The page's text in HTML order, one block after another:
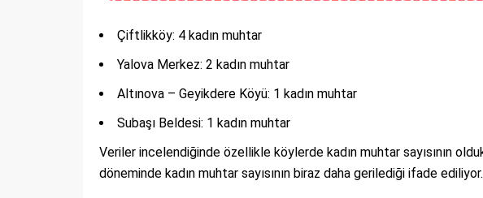
Çiftlikköy: 4 kadın muhtar
Yalova Merkez: 2 kadın muhtar
Altınova – Geyikdere Köyü: 1 kadın muhtar
Subaşı Beldesi: 1 kadın muhtar
Veriler incelendiğinde özellikle köylerde kadın muhtar sayısının
döneminde kadın muhtar sayısının biraz daha gerilediği ifade ediliyor.